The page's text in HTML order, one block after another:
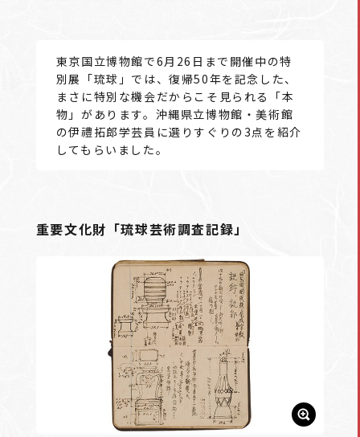
東京国立博物館で6月26日まで開催中の特
別展「琉球」では、復帰50年を記念した、
まさに特別な機会だからこそ見られる「本
物」があります。沖縄県立博物館・美術館
の伊禮拓郎学芸員に選りすぐりの3点を紹介
してもらいました。
重要文化財「琉球芸術調査記録」